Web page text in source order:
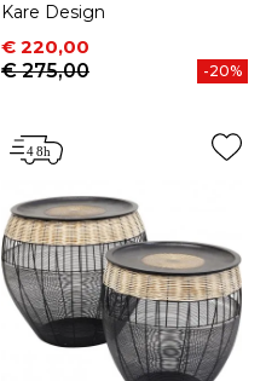
Kare Design
Prijs
€ 220,00
Normale prijs
€ 275,00
-20%